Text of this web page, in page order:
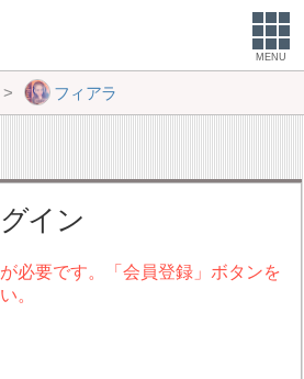
MENU
フィアラ
イン
必要です。「会員登録」ボタンを
。